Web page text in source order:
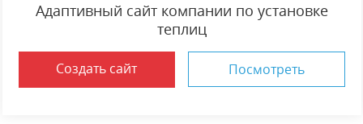
Адаптивный сайт компании по установке
теплиц
Создать сайт Посмотреть